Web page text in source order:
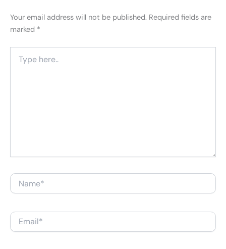
Your email address will not be published. Required fields are
marked *
here..
Name*
Email*